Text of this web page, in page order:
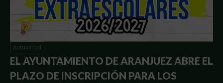
Actualidad
EL AYUNTAMIENTO DE ARANJUEZ ABRE EL
PLAZO DE INSCRIPCIÓN PARA LOS